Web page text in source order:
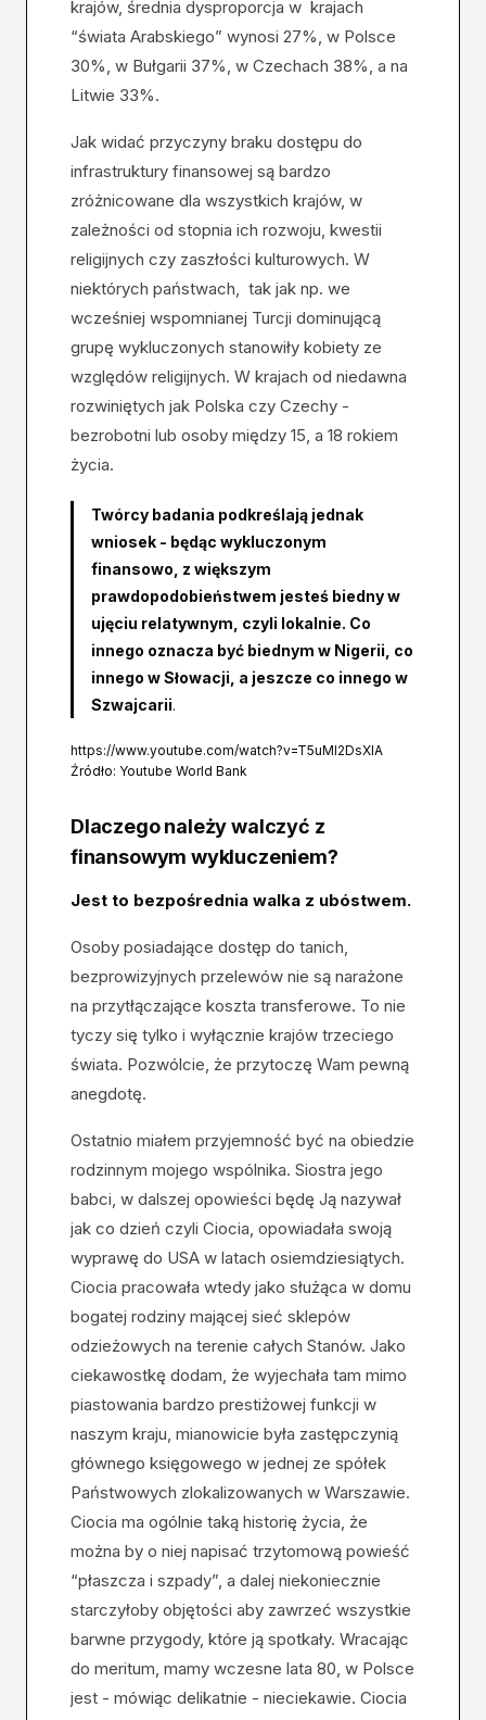
krajów, średnia dysproporcja w krajach
“świata Arabskiego” wynosi 27%, w Polsce
30%, w Bułgarii 37%, w Czechach 38%, a na
Litwie 33%.
Jak widać przyczyny braku dostępu do
infrastruktury finansowej są bardzo
zróżnicowane dla wszystkich krajów, w
zależności od stopnia ich rozwoju, kwestii
religijnych czy zaszłości kulturowych. W
niektórych państwach, tak jak np. we
wcześniej wspomnianej Turcji dominującą
grupę wykluczonych stanowiły kobiety ze
względów religijnych. W krajach od niedawna
rozwiniętych jak Polska czy Czechy -
bezrobotni lub osoby między 15, a 18 rokiem
życia.
Twórcy badania podkreślają jednak
wniosek - będąc wykluczonym
finansowo, z większym
prawdopodobieństwem jesteś biedny w
ujęciu relatywnym, czyli lokalnie. Co
innego oznacza być biednym w Nigerii, co
innego w Słowacji, a jeszcze co innego w
Szwajcarii.
https://www.youtube.com/watch?v=T5uMI2DsXlA
Źródło: Youtube World Bank
Dlaczego należy walczyć z
finansowym wykluczeniem?
Jest to bezpośrednia walka z ubóstwem.
Osoby posiadające dostęp do tanich,
bezprowizyjnych przelewów nie są narażone
na przytłączające koszta transferowe. To nie
tyczy się tylko i wyłącznie krajów trzeciego
świata. Pozwólcie, że przytoczę Wam pewną
anegdotę.
Ostatnio miałem przyjemność być na obiedzie
rodzinnym mojego wspólnika. Siostra jego
babci, w dalszej opowieści będę Ją nazywał
jak co dzień czyli Ciocia, opowiadała swoją
wyprawę do USA w latach osiemdziesiątych.
Ciocia pracowała wtedy jako służąca w domu
bogatej rodziny mającej sieć sklepów
odzieżowych na terenie całych Stanów. Jako
ciekawostkę dodam, że wyjechała tam mimo
piastowania bardzo prestiżowej funkcji w
naszym kraju, mianowicie była zastępczynią
głównego księgowego w jednej ze spółek
Państwowych zlokalizowanych w Warszawie.
Ciocia ma ogólnie taką historię życia, że
można by o niej napisać trzytomową powieść
“płaszcza i szpady”, a dalej niekoniecznie
starczyłoby objętości aby zawrzeć wszystkie
barwne przygody, które ją spotkały. Wracając
do meritum, mamy wczesne lata 80, w Polsce
jest - mówiąc delikatnie - nieciekawie. Ciocia